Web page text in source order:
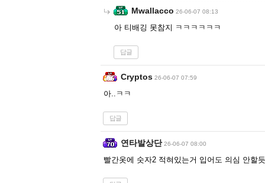
Mwallacco 26-06-07 08:13
아 티배깅 못참지 ㅋㅋㅋㅋㅋㅋ
답글
Cryptos 26-06-07 07:59
아..ㅋㅋ
답글
연타발상단 26-06-07 08:00
빨간옷에 숫자2 적혀있는거 입어도 의심 안할듯